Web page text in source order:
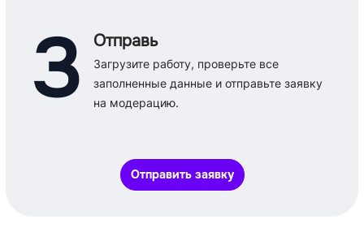
3 Отправь
Загрузите работу, проверьте все
заполненные данные и отправьте заявку
на модерацию.
Отправить заявку